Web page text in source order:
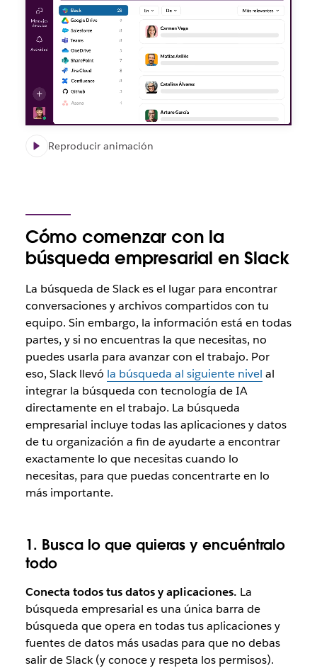
Reproducir animación
Cómo comenzar con la
búsqueda empresarial en Slack
La búsqueda de Slack es el lugar para encontrar
conversaciones y archivos compartidos con tu
equipo. Sin embargo, la información está en todas
partes, y si no encuentras la que necesitas, no
puedes usarla para avanzar con el trabajo. Por
eso, Slack llevó la búsqueda al siguiente nivel al
integrar la búsqueda con tecnología de IA
directamente en el trabajo. La búsqueda
empresarial incluye todas las aplicaciones y datos
de tu organización a fin de ayudarte a encontrar
exactamente lo que necesitas cuando lo
necesitas, para que puedas concentrarte en lo
más importante.
1. Busca lo que quieras y encuéntralo
todo
Conecta todos tus datos y aplicaciones. La
búsqueda empresarial es una única barra de
búsqueda que opera en todas tus aplicaciones y
fuentes de datos más usadas para que no debas
salir de Slack (y conoce y respeta los permisos).